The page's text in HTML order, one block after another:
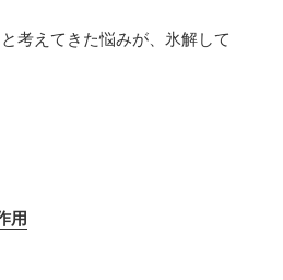
考えてきた悩みが、氷解して
用